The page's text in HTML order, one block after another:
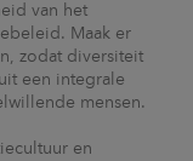
van het
Maak er
zodat diversiteit
een integrale
mensen.
en